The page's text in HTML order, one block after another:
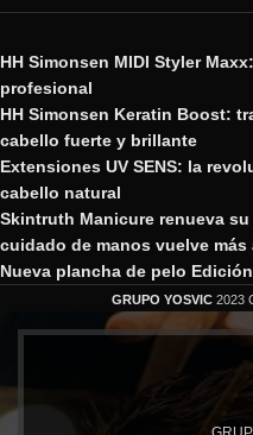
HH Simonsen MIDI Styler
profesional
HH Simonsen Keratin Boost:
cabello fuerte y brillante
Extensiones UV SENS: la
cabello natural
Skintruth Manicure renueva
cuidado de manos vuelve más
Nueva plancha de pelo
GRUPO YOSVIC 2023